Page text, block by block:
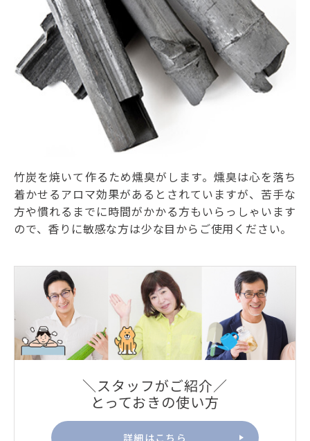
竹炭を焼いて作るため燻臭がします。燻臭は心を落ち
着かせるアロマ効果があるとされていますが、苦手な
方や慣れるまでに時間がかかる方もいらっしゃいます
ので、香りに敏感な方は少な目からご使用ください。
＼スタッフがご紹介／
とっておきの使い方
詳細はこちら